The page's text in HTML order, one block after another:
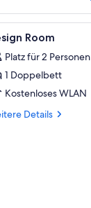
3 Room
Platz für 2 Personen
1 Doppelbett
Kostenloses WLAN
Details